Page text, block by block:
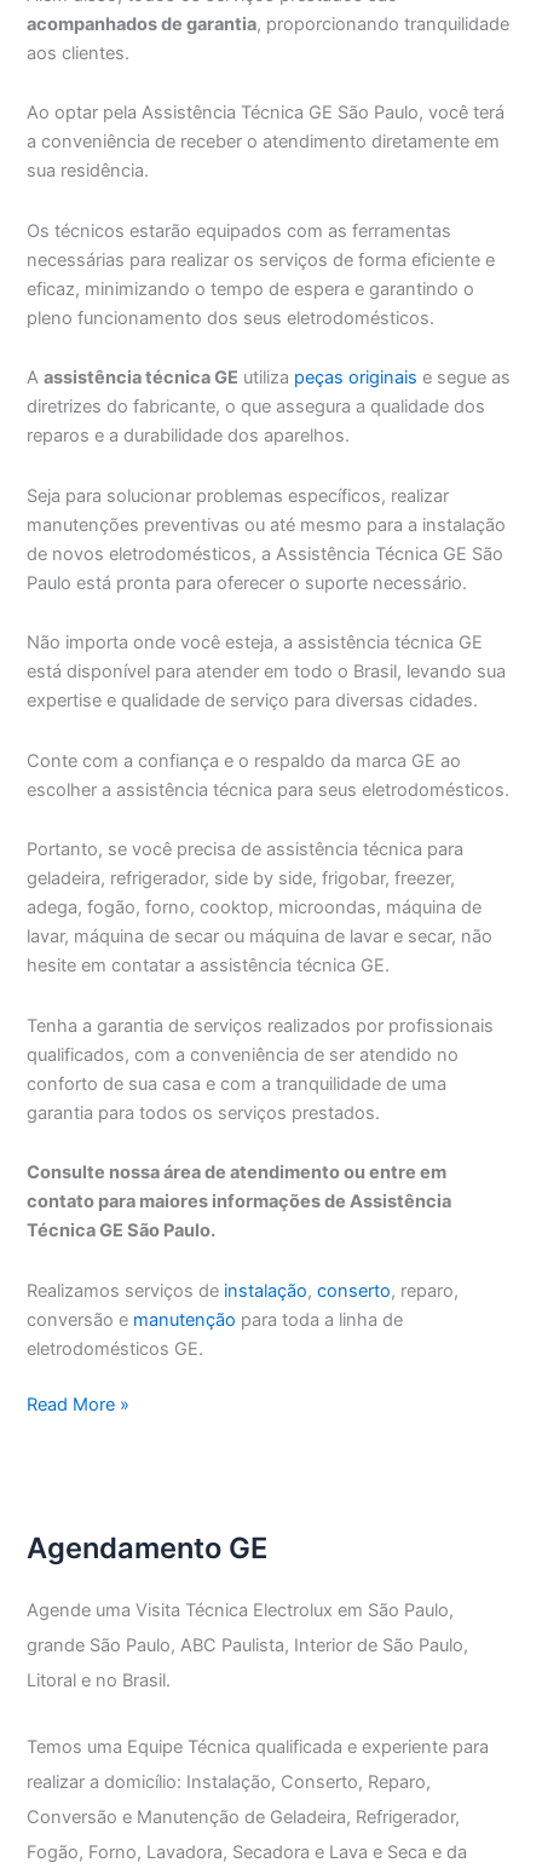
acompanhados de garantia, proporcionando tranquilidade
aos clientes.
Ao optar pela Assistência Técnica GE São Paulo, você terá
a conveniência de receber o atendimento diretamente em
sua residência.
Os técnicos estarão equipados com as ferramentas
necessárias para realizar os serviços de forma eficiente e
eficaz, minimizando o tempo de espera e garantindo o
pleno funcionamento dos seus eletrodomésticos.
Aassistência técnica GE utiliza peças originais e segue as
diretrizes do fabricante, o que assegura a qualidade dos
reparos e a durabilidade dos aparelhos.
Seja para solucionar problemas específicos, realizar
manutenções preventivas ou até mesmo para a instalação
de novos eletrodomésticos, a Assistência Técnica GE São
Paulo está pronta para oferecer o suporte necessário.
Não importa onde você esteja, a assistência técnica GE
está disponível para atender em todo o Brasil, levando sua
expertise e qualidade de serviço para diversas cidades.
Conte com a confiança e o respaldo da marca GE ao
escolher a assistência técnica para seus eletrodomésticos.
Portanto, se você precisa de assistência técnica para
geladeira, refrigerador, side by side, frigobar, freezer,
adega, fogão, forno, cooktop, microondas, máquina de
lavar, máquina de secar ou máquina de lavar e secar, não
hesite em contatar a assistência técnica GE.
Tenha a garantia de serviços realizados por profissionais
qualificados, com a conveniência de ser atendido no
conforto de sua casa e com a tranquilidade de uma
garantia para todos os serviços prestados.
Consulte nossa área de atendimento ou entre em
contato para maiores informações de Assistência
Técnica GE São Paulo.
Realizamos serviços de instalação,conserto, reparo,
conversão e manutenção para toda a linha de
eletrodomésticos GE.
Assistência
Read More »
Agendamento GE
Agende uma Visita Técnica Electrolux em São Paulo,
grande São Paulo, ABC Paulista, Interior de São Paulo,
Litoral e no Brasil.
Temos uma Equipe Técnica qualificada e experiente para
realizar a domicílio: Instalação, Conserto, Reparo,
Conversão e Manutenção de Geladeira, Refrigerador,
Fogão, Forno, Lavadora, Secadora e Lava e Seca e da